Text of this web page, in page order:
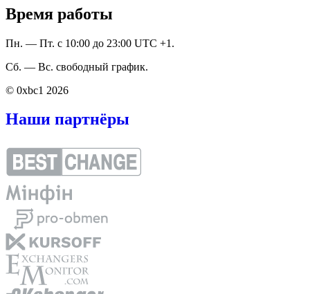
Время работы
Пн. — Пт. с 10:00 до 23:00 UTC +1.
Сб. — Вс. свободный график.
© 0xbc1 2026
Наши партнёры